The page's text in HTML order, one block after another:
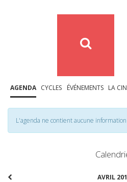
AGENDA CYCLES ÉVÉNEMENTS LA
L'agenda ne contient aucune
AVRIL